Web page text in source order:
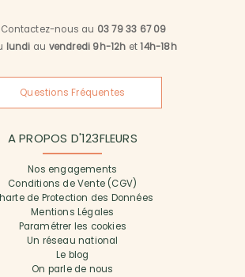
Contactez-nous au 03 79 33 67 09
lundi au vendredi 9h-12h et14h-18h
Questions Fréquentes
A PROPOS D'123FLEURS
Nos engagements
Conditions de Vente (CGV)
de Protection des Données
Mentions Légales
Paramétrer les cookies
Un réseau national
Le blog
On parle de nous